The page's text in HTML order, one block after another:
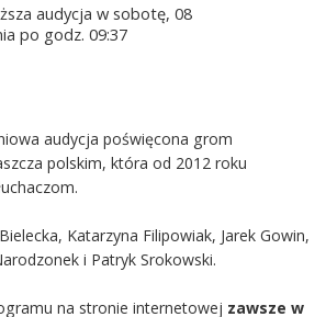
audycja w sobotę, 08
po godz. 09:37
audycja poświęcona grom
polskim, która od 2012 roku
Katarzyna Filipowiak, Jarek Gowin,
i Patryk Srokowski.
na stronie internetowej zawsze w